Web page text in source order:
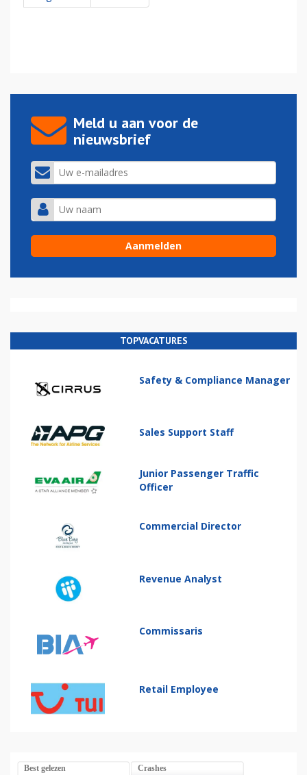
Meld u aan voor de
nieuwsbrief
TOPVACATURES
Safety & Compliance Manager
Sales Support Staff
Junior Passenger Traffic
Officer
Commercial Director
Revenue Analyst
Commissaris
Retail Employee
Best gelezen Crashes